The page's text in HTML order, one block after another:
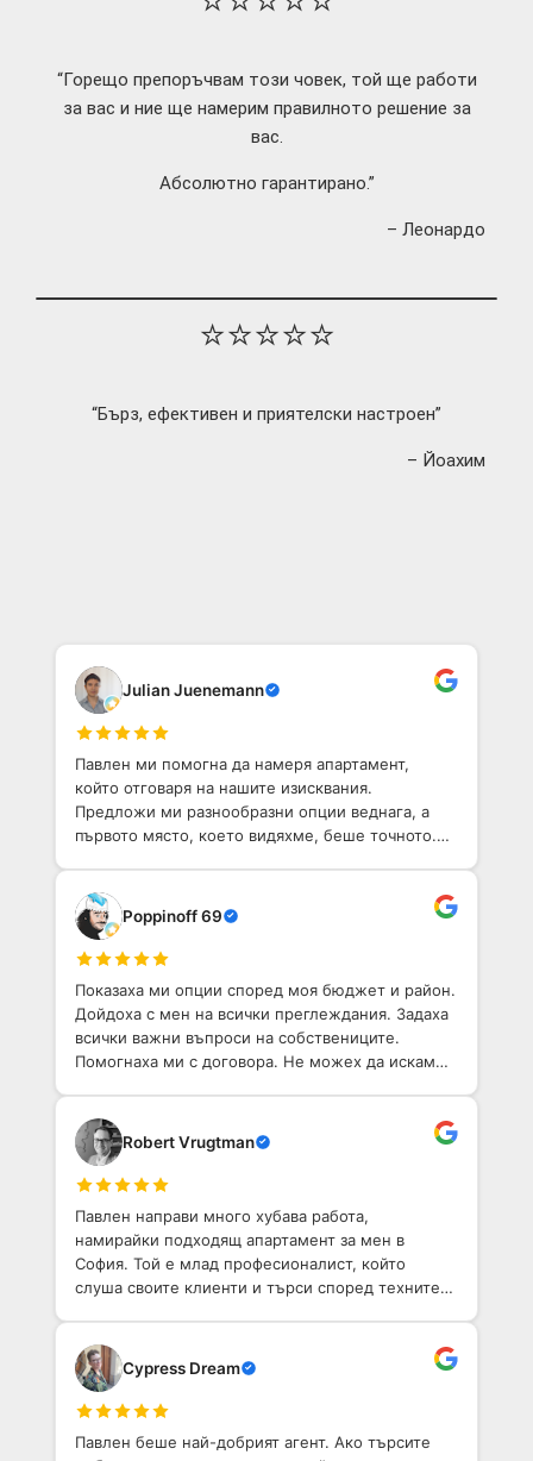
“Горещо препоръчвам този човек, той ще работи
за вас и ние ще намерим правилното решение за
вас.
Абсолютно гарантирано.”
– Леонардо
⭐⭐⭐⭐⭐
“Бърз, ефективен и приятелски настроен”
– Йоахим
Julian Juenemann
Павлен ми помогна да намеря апартамент,
който отговаря на нашите изисквания.
Предложи ми разнообразни опции веднага, а
първото място, което видяхме, беше точното.
Poppinoff 69
Показаха ми опции според моя бюджет и район.
Дойдоха с мен на всички преглеждания. Задаха
всички важни въпроси на собствениците.
Помогнаха ми с договора. Не можех да искам
Robert Vrugtman
Павлен направи много хубава работа,
намирайки подходящ апартамент за мен в
София. Той е млад професионалист, който
слуша своите клиенти и търси според техните
Cypress Dream
Павлен беше най-добрият агент. Ако търсите